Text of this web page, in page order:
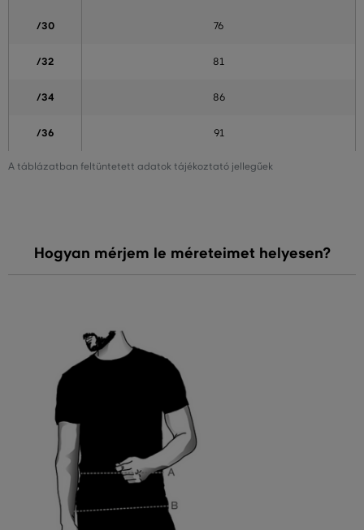
A táblázatban feltüntetett adatok tájékoztató jellegűek
/30 76
/32 81
/34 86
/36 91
Hogyan mérjem le méreteimet helyesen?